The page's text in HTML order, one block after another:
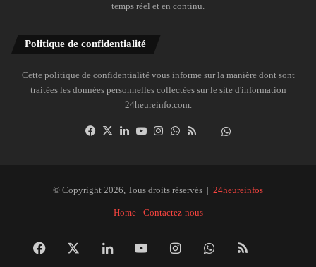
temps réel et en continu.
Politique de confidentialité
Cette politique de confidentialité vous informe sur la manière dont sont
traitées les données personnelles collectées sur le site d'information
24heureinfo.com.
Facebook
X LinkedinYouTubeInstagramWhatsAppDailymotion
© Copyright 2026, Tous droits réservés | 24heureinfos
Home Contactez-nous
Facebook LinkedinYouTubeInstagramWhatsApp
RSS